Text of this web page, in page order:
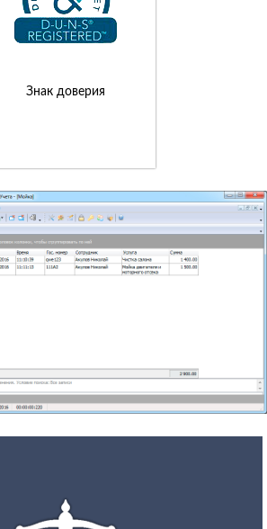
Знак доверия